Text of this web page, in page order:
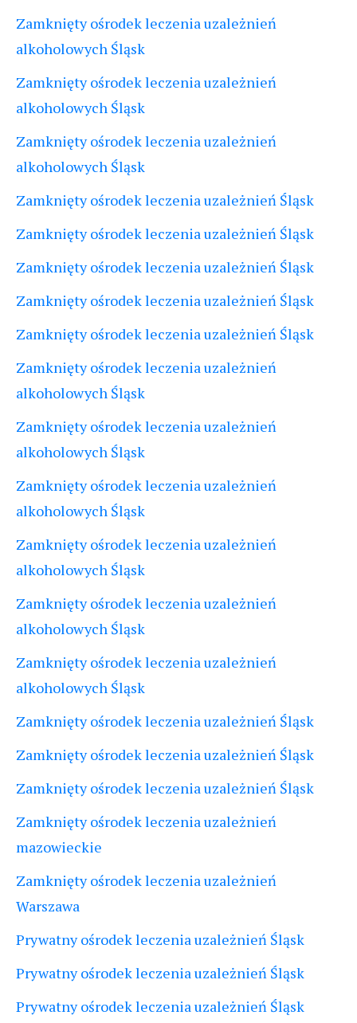
Zamknięty ośrodek leczenia uzależnień
alkoholowych Śląsk
Zamknięty ośrodek leczenia uzależnień
alkoholowych Śląsk
Zamknięty ośrodek leczenia uzależnień
alkoholowych Śląsk
Zamknięty ośrodek leczenia uzależnień Śląsk
Zamknięty ośrodek leczenia uzależnień Śląsk
Zamknięty ośrodek leczenia uzależnień Śląsk
Zamknięty ośrodek leczenia uzależnień Śląsk
Zamknięty ośrodek leczenia uzależnień Śląsk
Zamknięty ośrodek leczenia uzależnień
alkoholowych Śląsk
Zamknięty ośrodek leczenia uzależnień
alkoholowych Śląsk
Zamknięty ośrodek leczenia uzależnień
alkoholowych Śląsk
Zamknięty ośrodek leczenia uzależnień
alkoholowych Śląsk
Zamknięty ośrodek leczenia uzależnień
alkoholowych Śląsk
Zamknięty ośrodek leczenia uzależnień
alkoholowych Śląsk
Zamknięty ośrodek leczenia uzależnień Śląsk
Zamknięty ośrodek leczenia uzależnień Śląsk
Zamknięty ośrodek leczenia uzależnień Śląsk
Zamknięty ośrodek leczenia uzależnień
mazowieckie
Zamknięty ośrodek leczenia uzależnień
Warszawa
Prywatny ośrodek leczenia uzależnień Śląsk
Prywatny ośrodek leczenia uzależnień Śląsk
Prywatny ośrodek leczenia uzależnień Śląsk